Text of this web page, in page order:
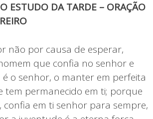
ESTUDO DA TARDE – ORAÇÃO
não por causa de esperar,
que confia no senhor e
é o senhor, o manter em perfeita
tem permanecido em ti; porque
confia em ti senhor para sempre,